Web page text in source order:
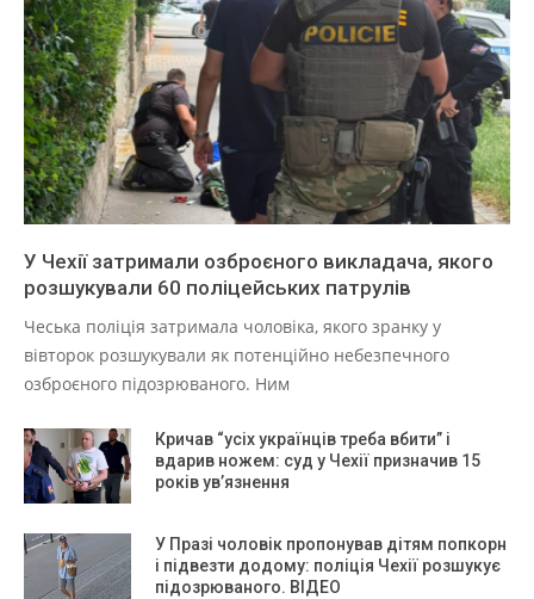
У Чехії затримали озброєного викладача, якого
розшукували 60 поліцейських патрулів
Чеська поліція затримала чоловіка, якого зранку у
вівторок розшукували як потенційно небезпечного
озброєного підозрюваного. Ним
Кричав “усіх українців треба вбити” і
вдарив ножем: суд у Чехії призначив 15
років ув’язнення
У Празі чоловік пропонував дітям попкорн
і підвезти додому: поліція Чехії розшукує
підозрюваного. ВІДЕО